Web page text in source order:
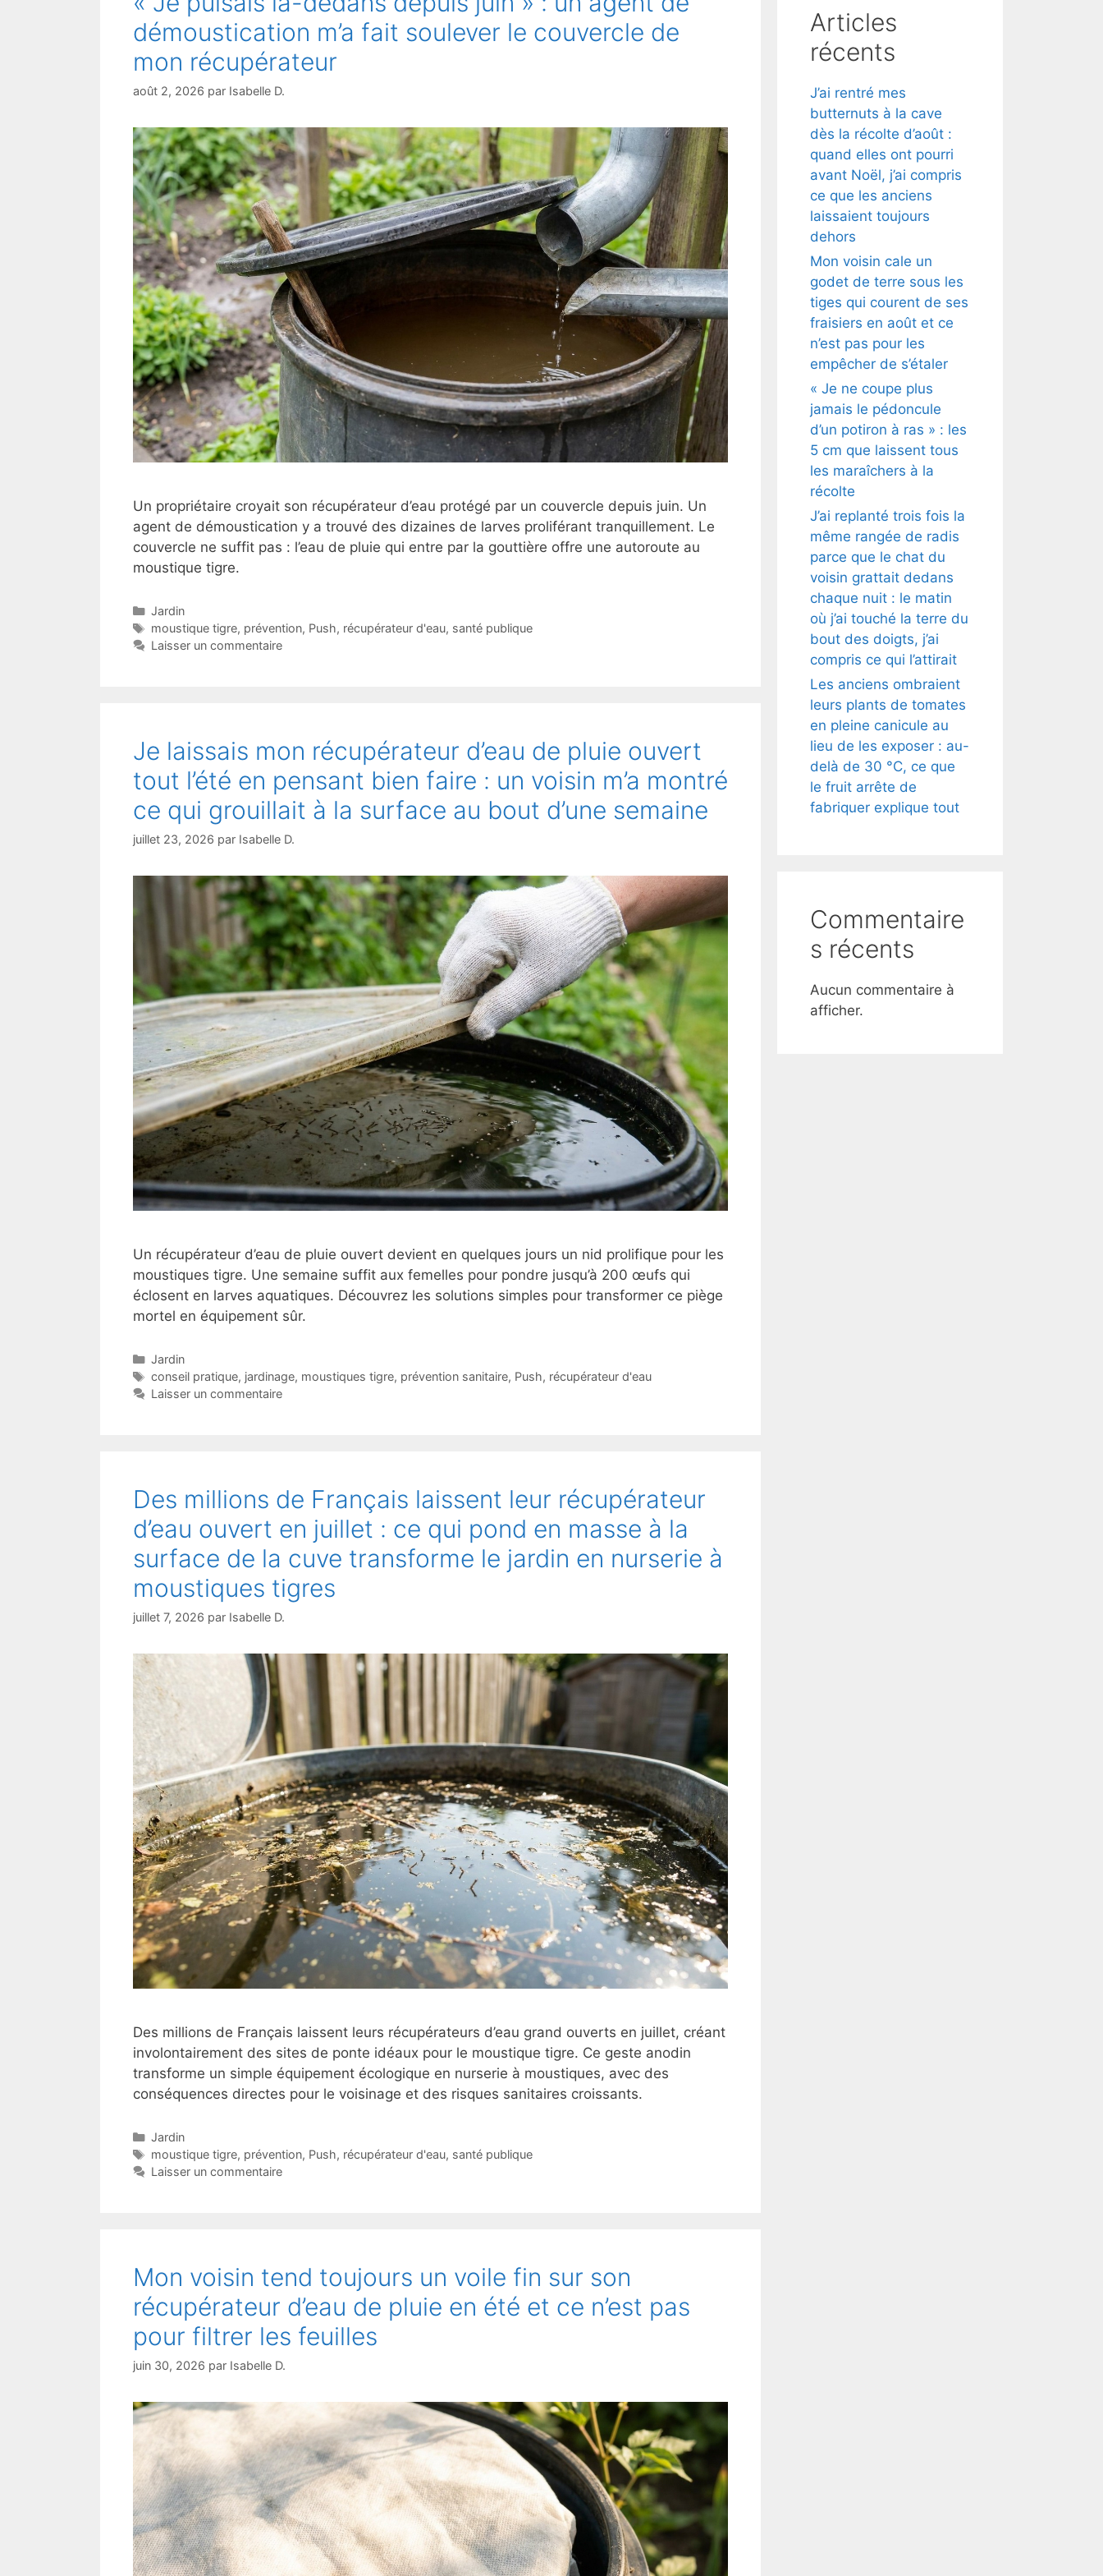
démoustication m’a fait soulever le couvercle de
mon récupérateur
août 2, 2026 par Isabelle D.
Un propriétaire croyait son récupérateur d’eau protégé par un couvercle depuis juin. Un
agent de démoustication y a trouvé des dizaines de larves proliférant tranquillement. Le
couvercle ne suffit pas : l’eau de pluie qui entre par la gouttière offre une autoroute au
moustique tigre.
Catégories
Jardin
Étiquettes
moustique tigre, prévention, Push, récupérateur d'eau, santé publique
Laisser un commentaire
Je laissais mon récupérateur d’eau de pluie ouvert
tout l’été en pensant bien faire : un voisin m’a montré
ce qui grouillait à la surface au bout d’une semaine
juillet 23, 2026 par Isabelle D.
Un récupérateur d’eau de pluie ouvert devient en quelques jours un nid prolifique pour les
moustiques tigre. Une semaine suffit aux femelles pour pondre jusqu’à 200 œufs qui
éclosent en larves aquatiques. Découvrez les solutions simples pour transformer ce piège
mortel en équipement sûr.
Catégories
Jardin
Étiquettes
conseil pratique, jardinage, moustiques tigre, prévention sanitaire, Push, récupérateur d'eau
Laisser un commentaire
Des millions de Français laissent leur récupérateur
d’eau ouvert en juillet : ce qui pond en masse à la
surface de la cuve transforme le jardin en nurserie à
moustiques tigres
juillet 7, 2026 par Isabelle D.
Des millions de Français laissent leurs récupérateurs d’eau grand ouverts en juillet, créant
involontairement des sites de ponte idéaux pour le moustique tigre. Ce geste anodin
transforme un simple équipement écologique en nurserie à moustiques, avec des
conséquences directes pour le voisinage et des risques sanitaires croissants.
Catégories
Jardin
Étiquettes
moustique tigre, prévention, Push, récupérateur d'eau, santé publique
Laisser un commentaire
Mon voisin tend toujours un voile fin sur son
récupérateur d’eau de pluie en été et ce n’est pas
pour filtrer les feuilles
juin 30, 2026 par Isabelle D.
Articles
récents
J’ai rentré mes
butternuts à la cave
dès la récolte d’août :
quand elles ont pourri
avant Noël, j’ai compris
ce que les anciens
laissaient toujours
dehors
Mon voisin cale un
godet de terre sous les
tiges qui courent de ses
fraisiers en août et ce
n’est pas pour les
empêcher de s’étaler
« Je ne coupe plus
jamais le pédoncule
d’un potiron à ras » : les
5 cm que laissent tous
les maraîchers à la
récolte
J’ai replanté trois fois la
même rangée de radis
parce que le chat du
voisin grattait dedans
chaque nuit : le matin
où j’ai touché la terre du
bout des doigts, j’ai
compris ce qui l’attirait
Les anciens ombraient
leurs plants de tomates
en pleine canicule au
lieu de les exposer : au-
delà de 30 °C, ce que
le fruit arrête de
fabriquer explique tout
Commentaire
s récents
Aucun commentaire à
afficher.